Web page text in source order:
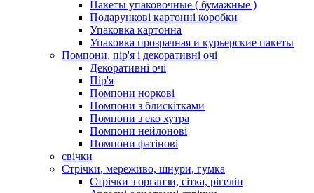
Пакеты упаковочные ( бумажные )
Подарункові картонні коробки
Упаковка картонна
Упаковка прозрачная и курьерские пакеты
Помпони, пір'я і декоративні очі
Декоративні очі
Пір'я
Помпони норкові
Помпони з блискітками
Помпони з еко хутра
Помпони нейлонові
Помпони фатінові
свічки
Стрічки, мереживо, шнури, гумка
Стрічки з органзи, сітка, рігелін